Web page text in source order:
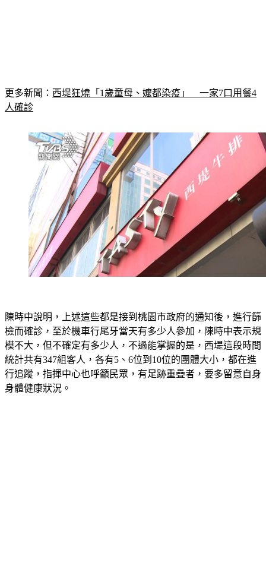
更多新聞： 西堤狂燒「1歲童母、嬤都染疫」　一家7口用餐4
人確診
陳時中說明，上述這些都是接到桃園市政府的通知後，進行篩
檢而確診，至於機車行尾牙當天有多少人參加，陳時中表示規
模不大，但不確定有多少人，不過能掌握的是，西堤這段時間
統計共有347組客人，各有5、6位到10位的團體大小，都在進
行追蹤，指揮中心也呼籲民眾，有足跡重疊者，要多留意自身
身體健康狀況。